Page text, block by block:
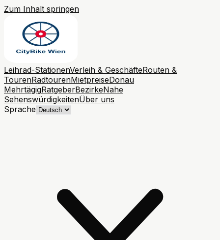
Zum Inhalt springen
Leihrad-StationenVerleih & GeschäfteRouten &
TourenRadtourenMietpreiseDonau
MehrtägigRatgeberBezirkeNahe
SehenswürdigkeitenÜber uns
Sprache